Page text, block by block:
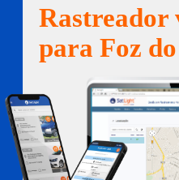
Rastreador
para Foz